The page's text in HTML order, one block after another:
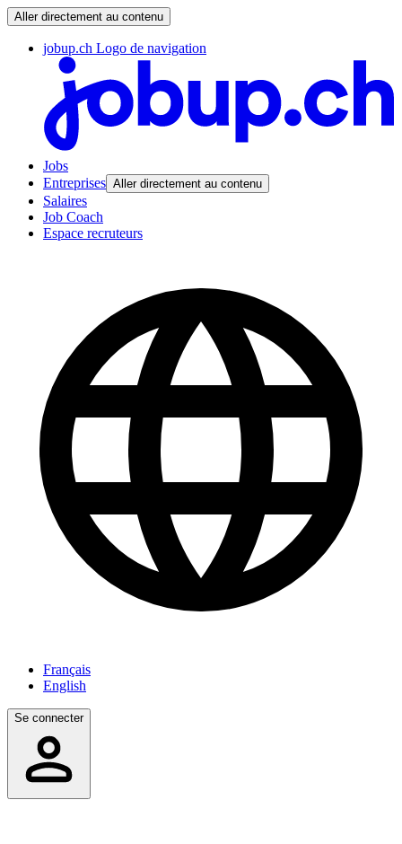
Aller directement au contenu
jobup.ch Logo de navigation
Jobs
Entreprises Aller directement au contenu
Salaires
Job Coach
Espace recruteurs
Français
English
Se connecter